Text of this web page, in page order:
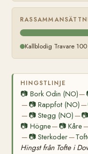
Kallblodig Travare
HINGSTLINJE
📷 Bork Odin (NO)—
— 📷Rappfot (NO) —
— 📷Stegg (NO) —📷
📷 Högne— 📷Kåre
— 📷Sterkoder—
Hingst från Tofte i